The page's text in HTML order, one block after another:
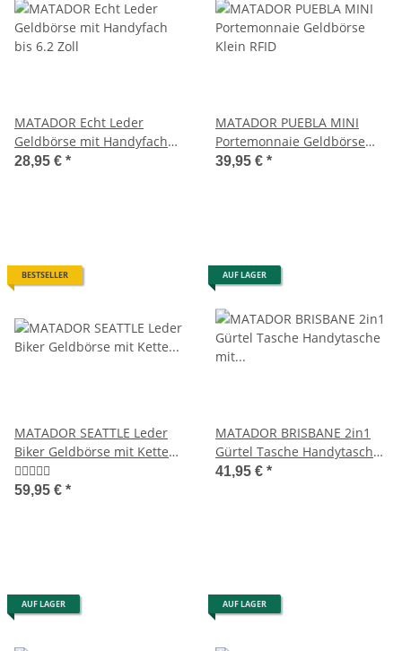
MATADOR Echt Leder
Geldbörse mit Handyfach
bis 6.2 Zoll
28,95 € *
MATADOR PUEBLA MINI
Portemonnaie Geldbörse
Klein RFID
39,95 € *
BESTSELLER
MATADOR SEATTLE Leder
Biker Geldbörse mit Kette
Bikerbörse RFID
59,95 € *
AUF LAGER
MATADOR BRISBANE 2in1
Gürtel Tasche Handytasche
mit Geldbörse 6.9 Zoll
41,95 € *
AUF LAGER AUF LAGER